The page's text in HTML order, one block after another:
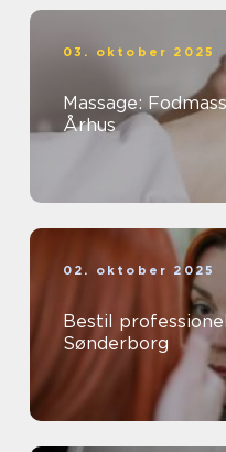
03. oktober 2025
Massage:
Århus
02. oktober 2025
Bestil
Sønderborg